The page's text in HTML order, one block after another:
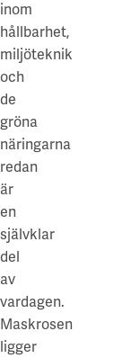
inom
hållbarhet,
miljöteknik
och
de
gröna
näringarna
redan
är
en
självklar
del
av
vardagen.
Maskrosen
ligger